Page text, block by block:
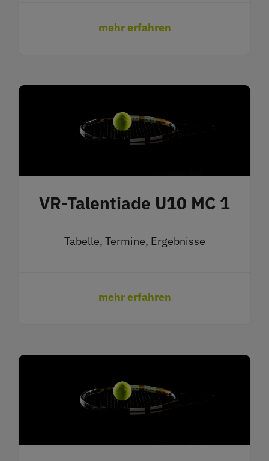
mehr erfahren
VR-Talentiade U10 MC 1
Tabelle, Termine, Ergebnisse
mehr erfahren